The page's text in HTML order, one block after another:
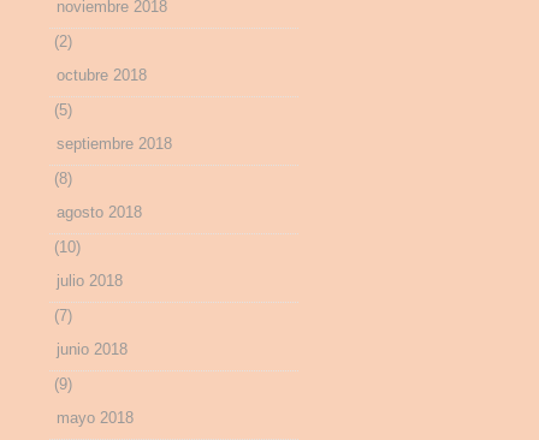
noviembre 2018
(2)
octubre 2018
(5)
septiembre 2018
(8)
agosto 2018
(10)
julio 2018
(7)
junio 2018
(9)
mayo 2018